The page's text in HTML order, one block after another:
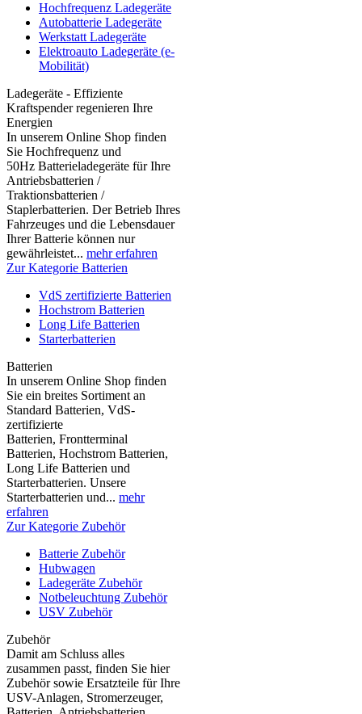
Hochfrequenz Ladegeräte
Autobatterie Ladegeräte
Werkstatt Ladegeräte
Elektroauto Ladegeräte (e-
Mobilität)
Ladegeräte - Effiziente
Kraftspender regenieren Ihre
Energien
In unserem Online Shop finden
Sie Hochfrequenz und
50Hz Batterieladegeräte für Ihre
Antriebsbatterien /
Traktionsbatterien /
Staplerbatterien. Der Betrieb Ihres
Fahrzeuges und die Lebensdauer
Ihrer Batterie können nur
gewährleistet... mehr erfahren
Zur Kategorie Batterien
VdS zertifizierte Batterien
Hochstrom Batterien
Long Life Batterien
Starterbatterien
Batterien
In unserem Online Shop finden
Sie ein breites Sortiment an
Standard Batterien, VdS-
zertifizierte
Batterien, Frontterminal
Batterien, Hochstrom Batterien,
Long Life Batterien und
Starterbatterien. Unsere
Starterbatterien und... mehr
erfahren
Zur Kategorie Zubehör
Batterie Zubehör
Hubwagen
Ladegeräte Zubehör
Notbeleuchtung Zubehör
USV Zubehör
Zubehör
Damit am Schluss alles
zusammen passt, finden Sie hier
Zubehör sowie Ersatzteile für Ihre
USV-Anlagen, Stromerzeuger,